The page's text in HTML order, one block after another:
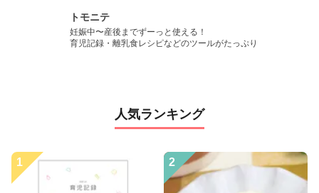
トモニテ
妊娠中〜産後までずーっと使える！
育児記録・離乳食レシピなどのツールがたっぷり
人気ランキング
1 2